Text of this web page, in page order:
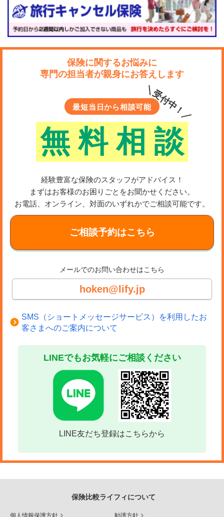
保険に関するお悩みに
専門の担当者が親身にお答えします
最短当日から相談可能
無 料 相 談
＼受付中！／
経験豊富な保険のスタッフがアドバイス！
まずはお客様のお困りごとをお聞かせください。
お電話、オンライン、対面のいずれかでご相談可能です。
ご相談予約はこちら
メールでのお問い合わせはこちら
hoken@lify.jp
SMS（ショートメッセージサービス）を利用したお
客さまへのご案内について
LINEでもお気軽にご相談ください
LINE友だち登録はこちらから
保険比較ライフィについて